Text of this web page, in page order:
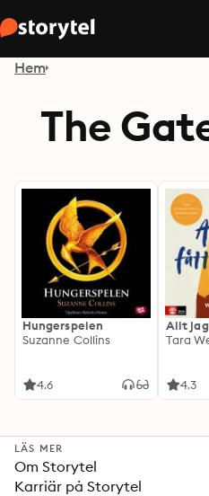
Hem
The
Hungerspelen
Suzanne Collins
4.6
Allt
Tara
4.3
LÄS MER
Om Storytel
Karriär på Storytel